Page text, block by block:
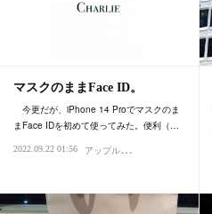
マスクのままFace ID。
今更だが、iPhone 14 Proでマスクのま
まFace IDを初めて使ってみた。便利（…
2022.09.22 01:56 ア
ップル・Mac・iPhone